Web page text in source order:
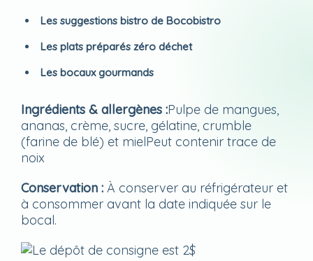
Les suggestions bistro de Bocobistro
Les plats préparés zéro déchet
Les bocaux gourmands
Ingrédients & allergènes :Pulpe de mangues,
ananas, crème, sucre, gélatine, crumble
(farine de blé) et mielPeut contenir trace de
noix
Conservation : À conserver au réfrigérateur et
à consommer avant la date indiquée sur le
bocal.